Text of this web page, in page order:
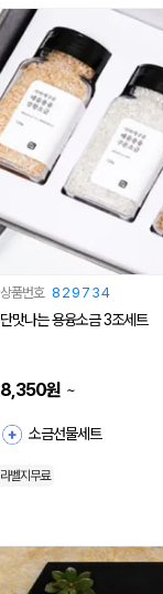
상품번호 829734
단맛나는 용융소금 3조세트
8,350원 ~
소금선물세트
라벨지무료